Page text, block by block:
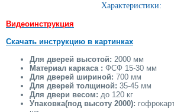
Характеристики:
Видеоинструкция
Скачать инструкцию в картинках
Для дверей высотой: 2000 мм
Материал каркаса : ФСФ 15-30 мм
Для дверей шириной: 700 мм
Для дверей толщиной: 35-45 мм
Для двери весом: до 120 кг
Упаковка(под высоту 2000):